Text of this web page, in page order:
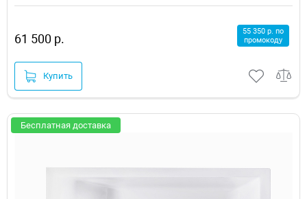
61 500 р.
55 350 р. по
промокоду
Купить
Бесплатная доставка